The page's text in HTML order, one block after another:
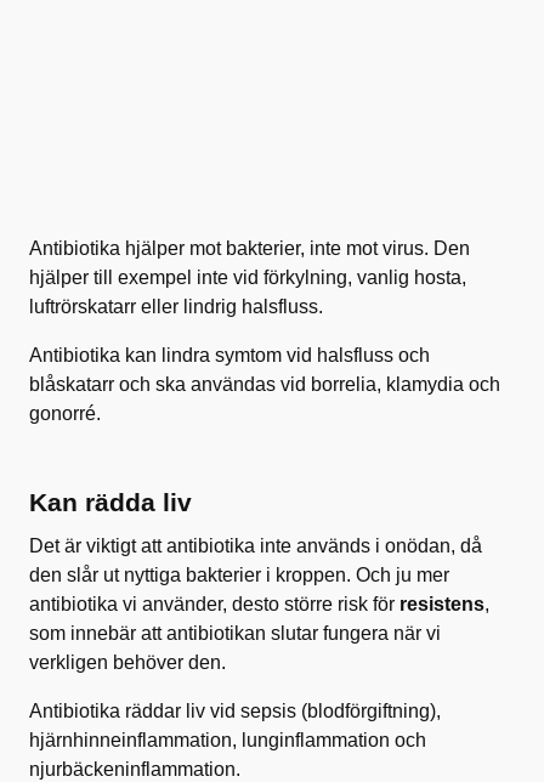
Antibiotika hjälper mot bakterier, inte mot virus. Den
hjälper till exempel inte vid förkylning, vanlig hosta,
luftrörskatarr eller lindrig halsfluss.
Antibiotika kan lindra symtom vid halsfluss och
blåskatarr och ska användas vid borrelia, klamydia och
gonorré.
Kan rädda liv
Det är viktigt att antibiotika inte används i onödan, då
den slår ut nyttiga bakterier i kroppen. Och ju mer
antibiotika vi använder, desto större risk för resistens,
som innebär att antibiotikan slutar fungera när vi
verkligen behöver den.
Antibiotika räddar liv vid sepsis (blodförgiftning),
hjärnhinneinflammation, lunginflammation och
njurbäckeninflammation.